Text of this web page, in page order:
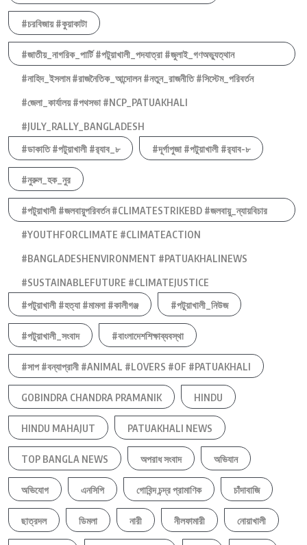
#চরবিজায় #কুয়াকাটা
#জাতীয়_নাগরিক_পার্টি #পটুয়াখালী_পদযাত্রা #জুলাই_গণঅভ্যুত্থান
#নাহিদ_ইসলাম #রাজনৈতিক_আন্দোলন #নতুন_রাজনীতি #সিস্টেম_পরিবর্তন
#জেলা_কার্যালয় #পথসভা #NCP_PATUAKHALI
#JULY_RALLY_BANGLADESH
#ডাকাতি #পটুয়াখালী #র‍্যাব_৮
#দূর্গাপুজা #পটুয়াখালী #র‍্যাব-৮
#নুরুল_হক_নুর
#পটুয়াখালী #জলবায়ুপরিবর্তন #CLIMATESTRIKEBD #জলবায়ু_ন্যায়বিচার
#YOUTHFORCLIMATE #CLIMATEACTION
#BANGLADESHENVIRONMENT #PATUAKHALINEWS
#SUSTAINABLEFUTURE #CLIMATEJUSTICE
#পটুয়াখালী #হত্যা #মামলা #কালীগঞ্জ
#পটুয়াখালী_নিউজ
#পটুয়াখালী_সংবাদ #বাংলাদেশশিক্ষাব্যবস্থা
#সাপ #বন্যাপ্রানী #ANIMAL #LOVERS #OF #PATUAKHALI
GOBINDRA CHANDRA PRAMANIK HINDU
HINDU MAHAJUT PATUAKHALI NEWS
TOP BANGLA NEWS অপরাধ সংবাদ অভিযান
অভিযোগ এনসিপি গোবিন্দ চন্দ্র প্রামাণিক চাঁদাবাজি
ছাত্রদল ডিমলা নারী নীলফামারী নোয়াখালী